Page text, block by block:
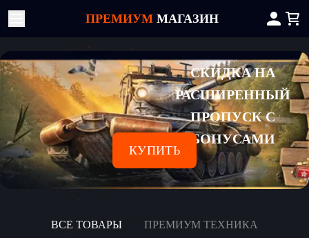
ПРЕМИУМ МАГАЗИН
СКИДКА НА
РАСШИРЕННЫЙ
ПРОПУСК С
БОНУСАМИ
КУПИТЬ
ВСЕ ТОВАРЫ ПРЕМИУМ ТЕХНИКА